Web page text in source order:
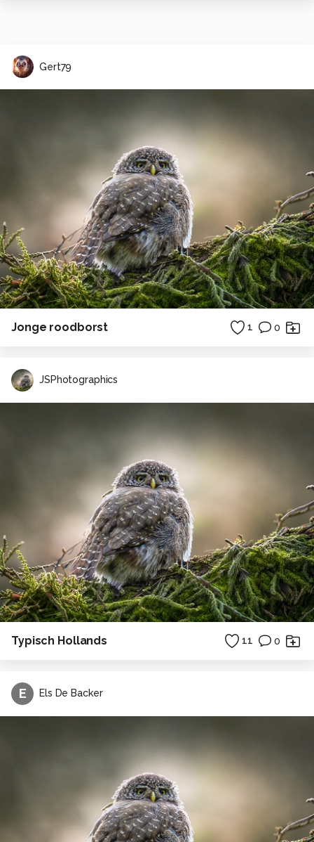
Gert79
Jonge roodborst 1 0
JSPhotographics
Typisch Hollands 11 0
E Els De Backer